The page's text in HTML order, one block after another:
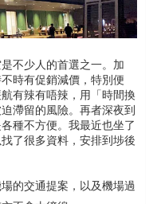
不少人的首選之一。加
時有促銷減價，特別便
有辣有唔辣，用「時間換
滯留的風險。再者深夜到
種不方便。我最近也坐了
了很多資料，安排到埗後
的交通提案，以及機場過